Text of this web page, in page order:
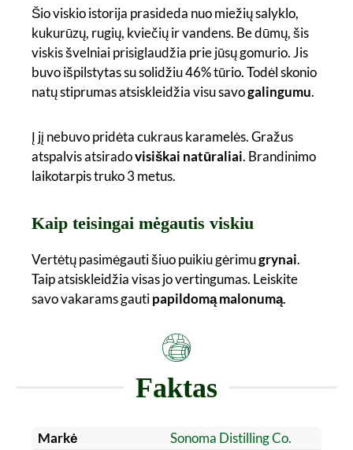
Šio viskio istorija prasideda nuo miežių salyklo,
kukurūzų, rugių, kviečių ir vandens. Be dūmų, šis
viskis švelniai prisiglaudžia prie jūsų gomurio. Jis
buvo išpilstytas su solidžiu 46% tūrio. Todėl skonio
natų stiprumas atsiskleidžia visu savogalingumu.
Į jį nebuvo pridėta cukraus karamelės. Gražus
atspalvis atsiradovisiškai natūraliai. Brandinimo
laikotarpis truko 3 metus.
Kaip teisingai mėgautis viskiu
Vertėtų pasimėgauti šiuo puikiu gėrimugrynai.
Taip atsiskleidžia visas jo vertingumas. Leiskite
savo vakarams gautipapildomą malonumą.
Faktas
Markė Sonoma Distilling Co.